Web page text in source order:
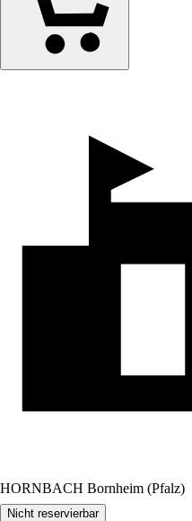
HORNBACH Bornheim (Pfalz)
Nicht reservierbar